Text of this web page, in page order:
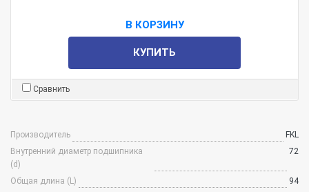
В КОРЗИНУ
КУПИТЬ
Сравнить
Производитель
FKL
Внутренний диаметр подшипника
(d)
72
Общая длина (L)
94